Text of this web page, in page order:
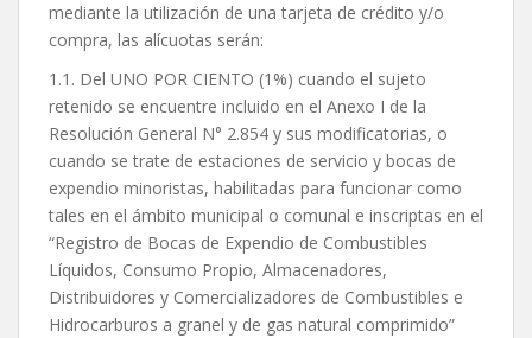
mediante la utilización de una tarjeta de crédito y/o
compra, las alícuotas serán:
1.1. Del UNO POR CIENTO (1%) cuando el sujeto
retenido se encuentre incluido en el Anexo I de la
Resolución General N° 2.854 y sus modificatorias, o
cuando se trate de estaciones de servicio y bocas de
expendio minoristas, habilitadas para funcionar como
tales en el ámbito municipal o comunal e inscriptas en el
“Registro de Bocas de Expendio de Combustibles
Líquidos, Consumo Propio, Almacenadores,
Distribuidores y Comercializadores de Combustibles e
Hidrocarburos a granel y de gas natural comprimido”